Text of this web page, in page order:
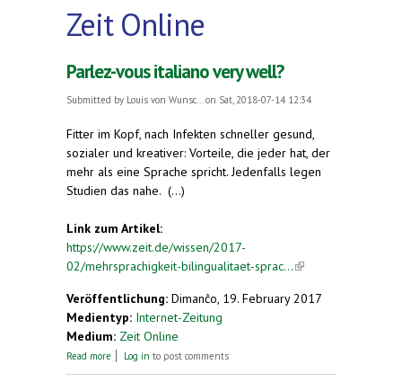
Zeit Online
Parlez-vous italiano very well?
Submitted by Louis von Wunsc... on Sat, 2018-07-14 12:34
Fitter im Kopf, nach Infekten schneller gesund,
sozialer und kreativer: Vorteile, die jeder hat, der
mehr als eine Sprache spricht. Jedenfalls legen
Studien das nahe. (...)
Link zum Artikel:
https://www.zeit.de/wissen/2017-
02/mehrsprachigkeit-bilingualitaet-sprac...(link is
Veröffentlichung: Dimanĉo, 19. February 2017
Medientyp: Internet-Zeitung
Medium: Zeit Online
Read more about Parlez-vous italiano very well?
Log in to post comments